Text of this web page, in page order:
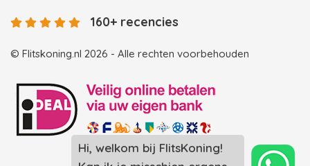
© Flitskoning.nl 2026 - Alle rechten voorbehouden
160+ recencies
Landingspagina overzicht photobooths